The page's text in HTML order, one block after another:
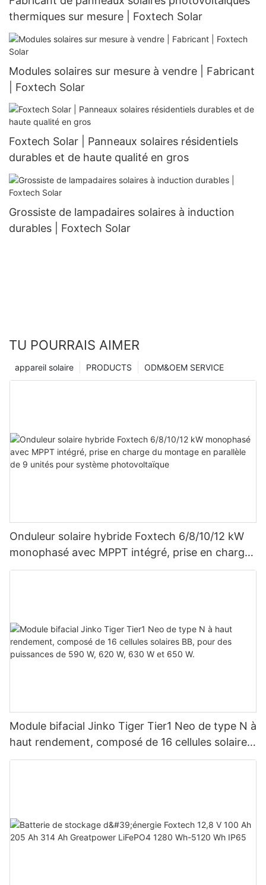
thermiques sur mesure | Foxtech Solar
Modules solaires sur mesure à vendre | Fabricant
| Foxtech Solar
Foxtech Solar | Panneaux solaires résidentiels
durables et de haute qualité en gros
Grossiste de lampadaires solaires à induction
durables | Foxtech Solar
TU POURRAIS AIMER
ODM&OEM SERVICE
PRODUCTS
appareil solaire
Onduleur solaire hybride Foxtech 6/8/10/12 kW
monophasé avec MPPT intégré, prise en charge
du montage en parallèle de 9 unités pour
Module bifacial Jinko Tiger Tier1 Neo de type N à
haut rendement, composé de 16 cellules solaires
BB, pour des puissances de 590 W, 620 W, 630